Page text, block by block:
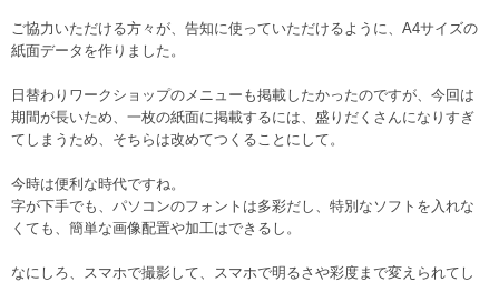
ご協力いただける方々が、告知に使っていただけるように、A4サイズの
紙面データを作りました。
日替わりワークショップのメニューも掲載したかったのですが、今回は
期間が長いため、一枚の紙面に掲載するには、盛りだくさんになりすぎ
てしまうため、そちらは改めてつくることにして。
今時は便利な時代ですね。
字が下手でも、パソコンのフォントは多彩だし、特別なソフトを入れな
くても、簡単な画像配置や加工はできるし。
なにしろ、スマホで撮影して、スマホで明るさや彩度まで変えられてし